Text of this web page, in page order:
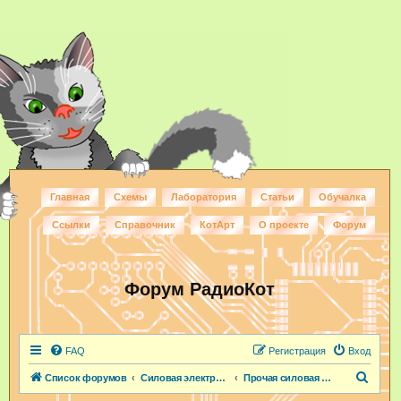
Главная Схемы Лаборатория Статьи Обучалка
Ссылки Справочник КотАрт О проекте Форум
Форум РадиоКот
FAQ Вход
Регистрация
Список форумов Силовая электроника Прочая силовая электроника